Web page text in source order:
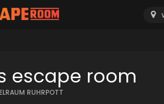
escape room
RUHRPOTT